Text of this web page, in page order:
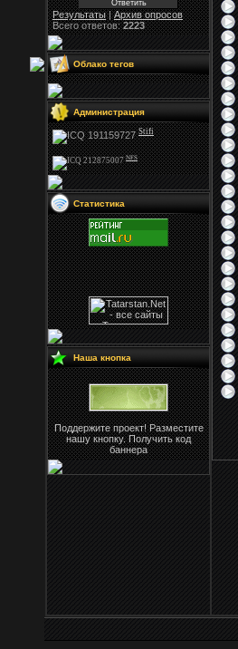
Результаты|Архив опросов
Всего ответов:2223
Облако тегов
Администрация
Stifi
NFS
Статистика
Наша кнопка
Поддержите проект! Разместите
нашу кнопку. Получить код
баннера